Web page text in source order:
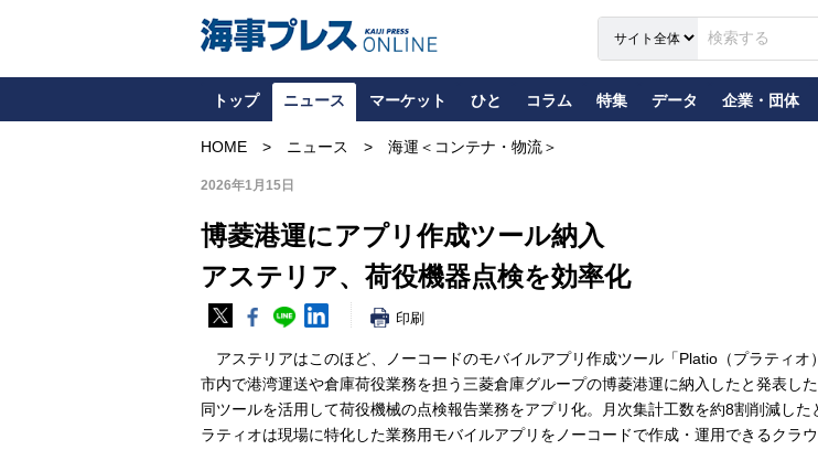
トップ ニュース マーケット ひと コラム 特集 データ 企業・団体
HOME ニュース 海運＜コンテナ・物流＞
2026年1月15日
博菱港運にアプリ作成ツール納入
アステリア、荷役機器点検を効率化
印刷
アステリアはこのほど、ノーコードのモバイルアプリ作成ツール「Platio（プラティオ
市内で港湾運送や倉庫荷役業務を担う三菱倉庫グループの博菱港運に納入したと発表し
同ツールを活用して荷役機械の点検報告業務をアプリ化。月次集計工数を約8割削減し
ラティオは現場に特化した業務用モバイルアプリをノーコードで作成・運用できるクラウ